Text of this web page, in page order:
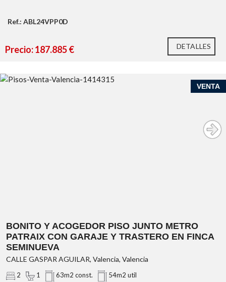
www.obranuevpppuertosagunto.com
Ref.: ABL24VPP0D
Precio: 187.885 € DETALLES
VENTA
BONITO Y ACOGEDOR PISO JUNTO METRO
PATRAIX CON GARAJE Y TRASTERO EN FINCA
SEMINUEVA
CALLE GASPAR AGUILAR, Valencia, Valencia
2 1 63m2 const. 54m2 util